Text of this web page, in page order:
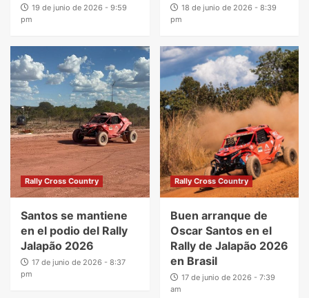
19 de junio de 2026 - 9:59
pm
18 de junio de 2026 - 8:39
pm
Rally Cross Country
Santos se mantiene
en el podio del Rally
Jalapão 2026
17 de junio de 2026 - 8:37
pm
Rally Cross Country
Buen arranque de
Oscar Santos en el
Rally de Jalapão 2026
en Brasil
17 de junio de 2026 - 7:39
am